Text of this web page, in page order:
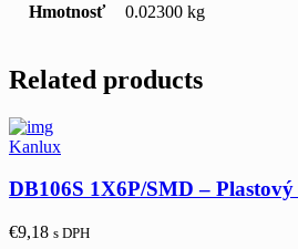
Hmotnosť 0.02300 kg
Related products
Kanlux
DB106S 1X6P/SMD –
€9,18 s DPH